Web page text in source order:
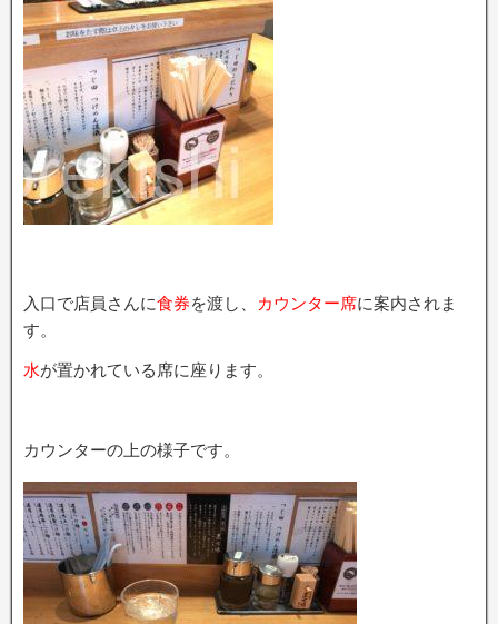
入口で店員さんに食券を渡し、 カウンター席に案内されま
す。
水が置かれている席に座ります。
カウンターの上の様子です。